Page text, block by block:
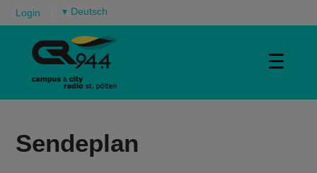
Login ▾
☰
Sendeplan